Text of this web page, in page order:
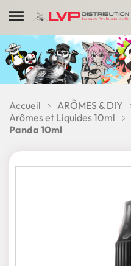

Accueil ARÔMES & DIY
Arômes et Liquides 10ml
Panda 10ml